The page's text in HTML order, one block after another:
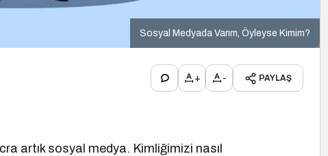
Sosyal Medyada Varım, Öyleyse Kimim?
+ - PAYLAŞ
artık sosyal medya. Kimliğimizi nasıl